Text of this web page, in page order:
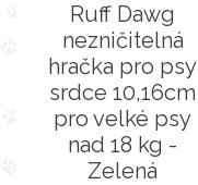
Ruff Dawg
nezničitelná
hračka pro psy
srdce 10,16cm
pro velké psy
nad 18 kg -
Zelená